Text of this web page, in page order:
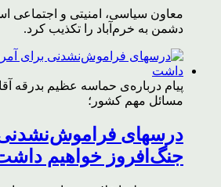
معاون سیاسی، امنیتی و اجتماعی
دشمن به خرم‌آباد را تکذیب کرد.
پیام درباره‌ی حماسه عظیم بدرقه
مسائل مهم کشور؛
درسهای فراموش‌نشدنی
جنگ‌افروز خواهیم